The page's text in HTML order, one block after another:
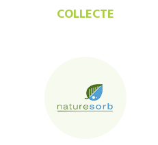
COLLECTE